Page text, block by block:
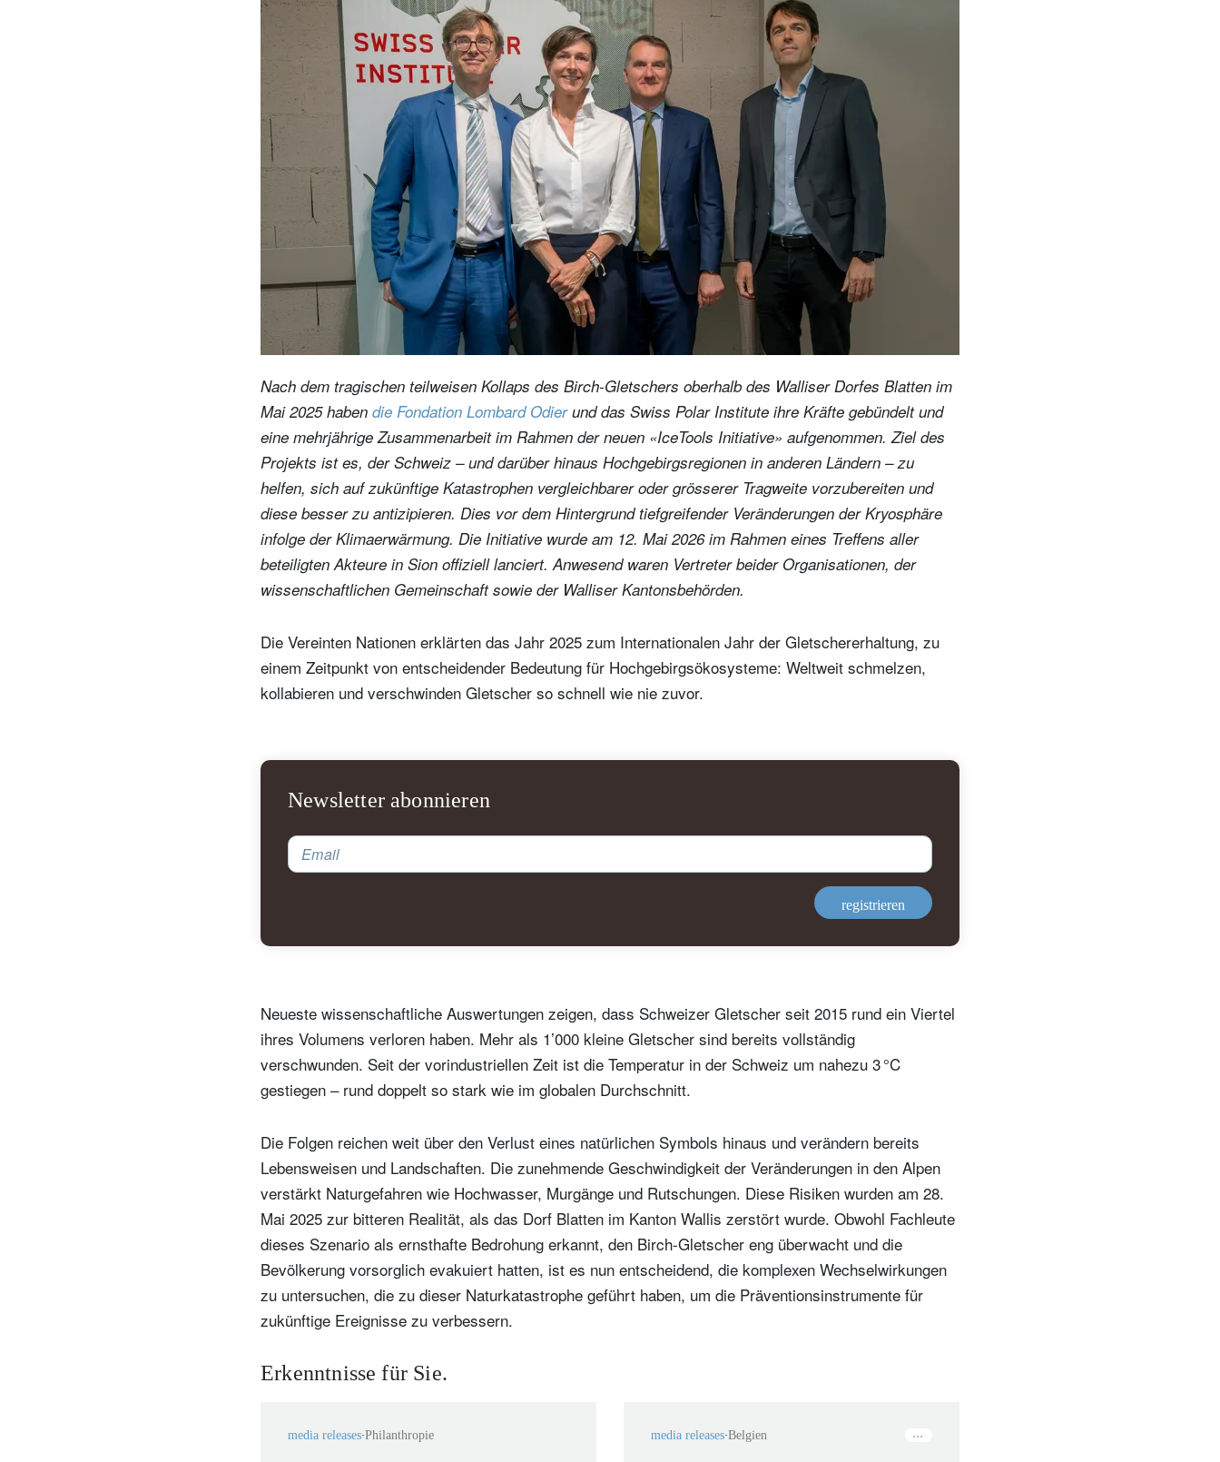
Nahen Osten.
brazil.
Nach dem tragischen teilweisen Kollaps des Birch-Gletschers oberhalb des Walliser Dorfes Blatten im
Mai 2025 haben die Fondation Lombard Odierund das Swiss Polar Institute ihre Kräfte gebündelt und
eine mehrjährige Zusammenarbeit im Rahmen der neuen «IceTools Initiative» aufgenommen. Ziel des
Projekts ist es, der Schweiz – und darüber hinaus Hochgebirgsregionen in anderen Ländern – zu
helfen, sich auf zukünftige Katastrophen vergleichbarer oder grösserer Tragweite vorzubereiten und
diese besser zu antizipieren. Dies vor dem Hintergrund tiefgreifender Veränderungen der Kryosphäre
infolge der Klimaerwärmung. Die Initiative wurde am 12. Mai 2026 im Rahmen eines Treffens aller
beteiligten Akteure in Sion offiziell lanciert. Anwesend waren Vertreter beider Organisationen, der
wissenschaftlichen Gemeinschaft sowie der Walliser Kantonsbehörden.
Die Vereinten Nationen erklärten das Jahr 2025 zum Internationalen Jahr der Gletschererhaltung, zu
einem Zeitpunkt von entscheidender Bedeutung für Hochgebirgsökosysteme: Weltweit schmelzen,
kollabieren und verschwinden Gletscher so schnell wie nie zuvor.
Newsletter abonnieren
Email
registrieren
Neueste wissenschaftliche Auswertungen zeigen, dass Schweizer Gletscher seit 2015 rund ein Viertel
ihres Volumens verloren haben. Mehr als 1’000 kleine Gletscher sind bereits vollständig
verschwunden. Seit der vorindustriellen Zeit ist die Temperatur in der Schweiz um nahezu 3 °C
gestiegen – rund doppelt so stark wie im globalen Durchschnitt.
Die Folgen reichen weit über den Verlust eines natürlichen Symbols hinaus und verändern bereits
Lebensweisen und Landschaften. Die zunehmende Geschwindigkeit der Veränderungen in den Alpen
verstärkt Naturgefahren wie Hochwasser, Murgänge und Rutschungen. Diese Risiken wurden am 28.
Mai 2025 zur bitteren Realität, als das Dorf Blatten im Kanton Wallis zerstört wurde. Obwohl Fachleute
dieses Szenario als ernsthafte Bedrohung erkannt, den Birch-Gletscher eng überwacht und die
Bevölkerung vorsorglich evakuiert hatten, ist es nun entscheidend, die komplexen Wechselwirkungen
zu untersuchen, die zu dieser Naturkatastrophe geführt haben, um die Präventionsinstrumente für
zukünftige Ereignisse zu verbessern.
Erkenntnisse für Sie.
media releases Philanthropie media releases Belgien